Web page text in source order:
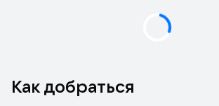
Как добраться